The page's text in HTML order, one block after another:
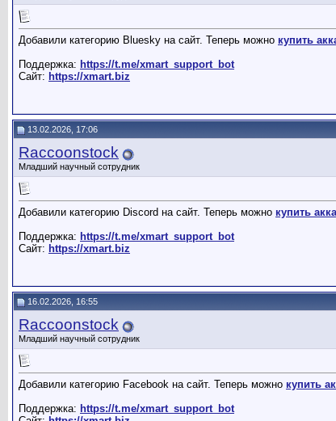
Добавили категорию Bluesky на сайт. Теперь можно купить
Поддержка: https://t.me/xmart_support_bot
Сайт: https://xmart.biz
13.02.2026, 17:06
Raccoonstock
Младший научный сотрудник
Добавили категорию Discord на сайт. Теперь можно купить
Поддержка: https://t.me/xmart_support_bot
Сайт: https://xmart.biz
16.02.2026, 16:55
Raccoonstock
Младший научный сотрудник
Добавили категорию Facebook на сайт. Теперь можно купить
Поддержка: https://t.me/xmart_support_bot